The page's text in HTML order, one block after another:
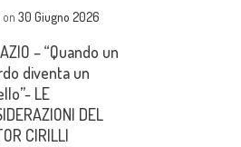
on30 Giugno 2026
– “Quando un
diventa un
LE
DEL
CIRILLI